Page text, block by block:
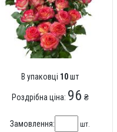
В упаковці 10шт
Роздрібна ціна: 96 ₴
Замовлення: шт.